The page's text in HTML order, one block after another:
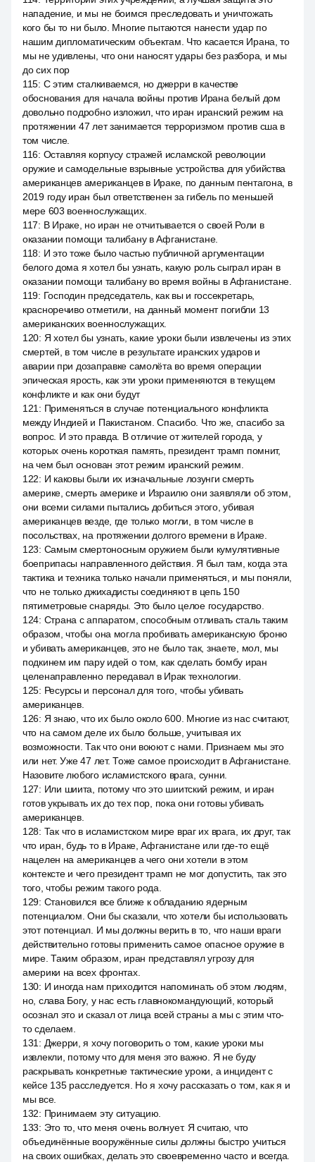
нападение, и мы не боимся преследовать и уничтожать
кого бы то ни было. Многие пытаются нанести удар по
нашим дипломатическим объектам. Что касается Ирана, то
мы не удивлены, что они наносят удары без разбора, и мы
до сих пор
115: С этим сталкиваемся, но джерри в качестве
обоснования для начала войны против Ирана белый дом
довольно подробно изложил, что иран иранский режим на
протяжении 47 лет занимается терроризмом против сша в
том числе.
116: Оставляя корпусу стражей исламской революции
оружие и самодельные взрывные устройства для убийства
американцев американцев в Ираке, по данным пентагона, в
2019 году иран был ответственен за гибель по меньшей
мере 603 военнослужащих.
117: В Ираке, но иран не отчитывается о своей Роли в
оказании помощи талибану в Афганистане.
118: И это тоже было частью публичной аргументации
белого дома я хотел бы узнать, какую роль сыграл иран в
оказании помощи талибану во время войны в Афганистане.
119: Господин председатель, как вы и госсекретарь,
красноречиво отметили, на данный момент погибли 13
американских военнослужащих.
120: Я хотел бы узнать, какие уроки были извлечены из этих
смертей, в том числе в результате иранских ударов и
аварии при дозаправке самолёта во время операции
эпическая ярость, как эти уроки применяются в текущем
конфликте и как они будут
121 : Применяться в случае потенциального конфликта
между Индией и Пакистаном. Спасибо. Что же, спасибо за
вопрос. И это правда. В отличие от жителей города, у
которых очень короткая память, президент трамп помнит,
на чем был основан этот режим иранский режим.
122: И каковы были их изначальные лозунги смерть
америке, смерть америке и Израилю они заявляли об этом,
они всеми силами пытались добиться этого, убивая
американцев везде, где только могли, в том числе в
посольствах, на протяжении долгого времени в Ираке.
123: Самым смертоносным оружием были кумулятивные
боеприпасы направленного действия. Я был там, когда эта
тактика и техника только начали применяться, и мы поняли,
что не только джихадисты соединяют в цепь 150
пятиметровые снаряды. Это было целое государство.
124: Страна с аппаратом, способным отливать сталь таким
образом, чтобы она могла пробивать американскую броню
и убивать американцев, это не было так, знаете, мол, мы
подкинем им пару идей о том, как сделать бомбу иран
целенаправленно передавал в Ирак технологии.
125: Ресурсы и персонал для того, чтобы убивать
американцев.
126: Я знаю, что их было около 600. Многие из нас считают,
что на самом деле их было больше, учитывая их
возможности. Так что они воюют с нами. Признаем мы это
или нет. Уже 47 лет. Тоже самое происходит в Афганистане.
Назовите любого исламистского врага, сунни.
127: Или шиита, потому что это шиитский режим, и иран
готов укрывать их до тех пор, пока они готовы убивать
американцев.
128: Так что в исламистском мире враг их врага, их друг, так
что иран, будь то в Ираке, Афганистане или где-то ещё
нацелен на американцев а чего они хотели в этом
контексте и чего президент трамп не мог допустить, так это
того, чтобы режим такого рода.
129: Становился все ближе к обладанию ядерным
потенциалом. Они бы сказали, что хотели бы использовать
этот потенциал. И мы должны верить в то, что наши враги
действительно готовы применить самое опасное оружие в
мире. Таким образом, иран представлял угрозу для
америки на всех фронтах.
130: И иногда нам приходится напоминать об этом людям,
но, слава Богу, у нас есть главнокомандующий, который
осознал это и сказал от лица всей страны a мы с этим что-
то сделаем.
131 : Джерри, я хочу поговорить о том, какие уроки мы
извлекли, потому что для меня это важно. Я не буду
раскрывать конкретные тактические уроки, а инцидент с
кейсе 135 расследуется. Но я хочу рассказать о том, как я и
мы все.
132: Принимаем эту ситуацию.
133: Это то, что меня очень волнует. Я считаю, что
объединённые вооружённые силы должны быстро учиться
на своих ошибках, делать это своевременно часто и всегда.